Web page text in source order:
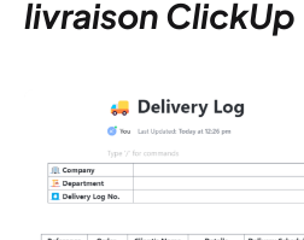
livraison ClickUp